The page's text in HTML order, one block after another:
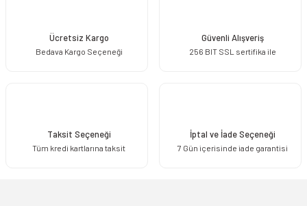
Ücretsiz Kargo
Bedava Kargo Seçeneği
Güvenli Alışveriş
256 BIT SSL sertifika ile
Taksit Seçeneği
Tüm kredi kartlarına taksit
İptal ve İade Seçeneği
7 Gün içerisinde iade garantisi